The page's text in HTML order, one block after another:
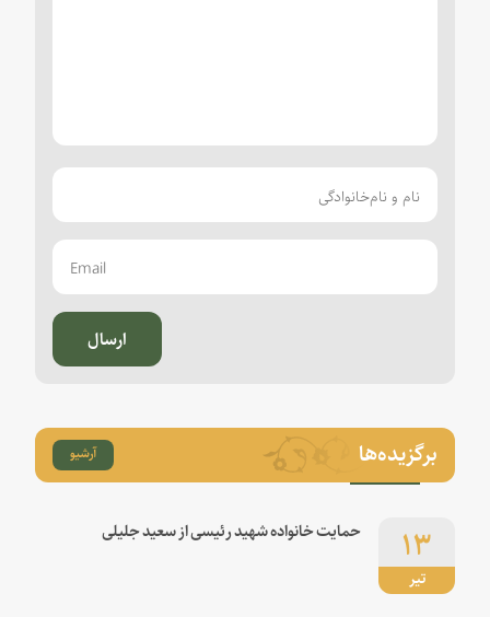
ارسال
برگزیده‌ها آرشیو
تیر
۱۳ حمایت خانواده شهید رئیسی از سعید جلیلی